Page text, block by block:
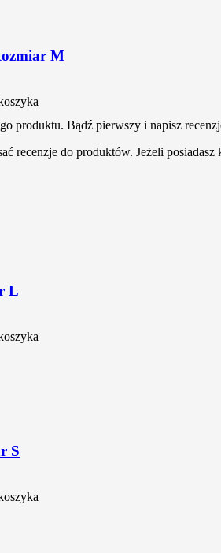
M
produktu. Bądź pierwszy i napisz
recenzje do produktów. Jeżeli
L
S